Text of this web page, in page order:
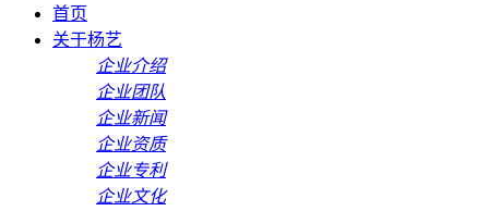
首页
关于杨艺
企业介绍
企业团队
企业新闻
企业资质
企业专利
企业文化